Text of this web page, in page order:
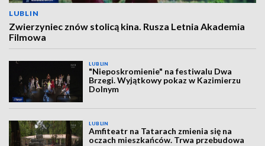
LUBLIN
Zwierzyniec znów stolicą kina. Rusza Letnia Akademia
Filmowa
LUBLIN
"Nieposkromienie" na festiwalu Dwa
Brzegi. Wyjątkowy pokaz w Kazimierzu
Dolnym
LUBLIN
Amfiteatr na Tatarach zmienia się na
oczach mieszkańców. Trwa przebudowa